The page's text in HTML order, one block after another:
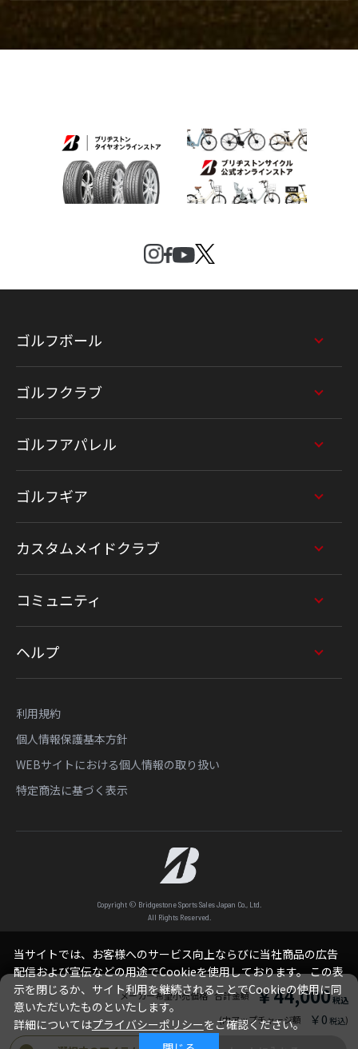
メーカー希望小売価格 合計金額 ￥44,000
(内アップチャージ額 ￥0 )
ゴルフボール
ゴルフクラブ
ゴルフアパレル
ゴルフギア
カスタムメイドクラブ
コミュニティ
ヘルプ
利用規約
個人情報保護基本方針
WEBサイトにおける個人情報の取り扱い
特定商法に基づく表示
Copyright © Bridgestone Sports Sales Japan Co., Ltd.
All Rights Reserved.
当サイトでは、お客様へのサービス向上ならびに当社商品の広告
配信および宣伝などの用途でCookieを使用しております。 この表
示を閉じるか、サイト利用を継続されることでCookieの使用に同
意いただいたものといたします。
詳細についてはプライバシーポリシーをご確認ください。